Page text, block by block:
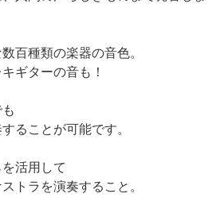
百種類の楽器の音色。
ギターの音も！
ることが可能です。
活用して
トラを演奏すること。